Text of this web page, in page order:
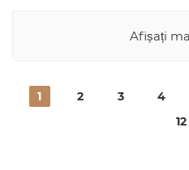
Afișați
1 2 3 4
12